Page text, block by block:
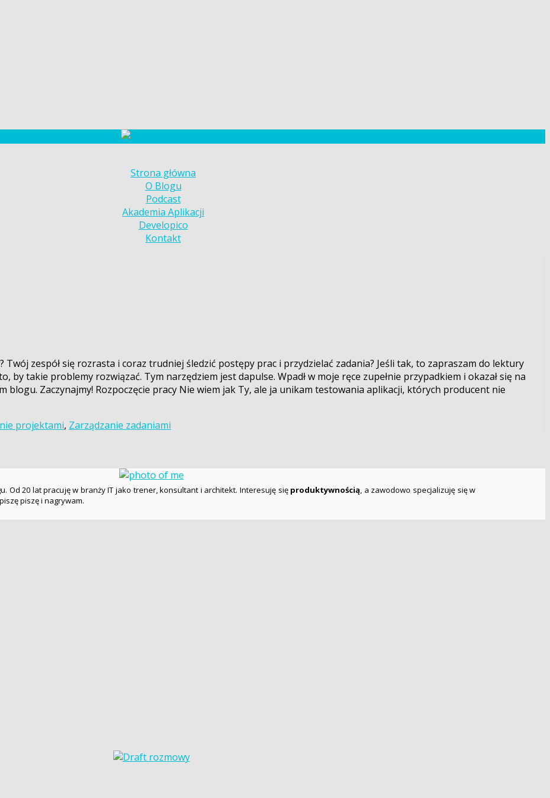
Strona główna
O Blogu
Podcast
Akademia Aplikacji
Developico
Kontakt
zespół się rozrasta i coraz trudniej śledzić postępy prac i przydzielać zadania? Jeśli tak, to zapraszam do lektury
by takie problemy rozwiązać. Tym narzędziem jest dapulse. Wpadł w moje ręce zupełnie przypadkiem i okazał się na
blogu. Zaczynajmy! Rozpoczęcie pracy Nie wiem jak Ty, ale ja unikam testowania aplikacji, których producent nie
projektami, Zarządzanie zadaniami
Od 20 lat pracuję w branży IT jako trener, konsultant i architekt. Interesuję się produktywnością, a zawodowo specjalizuję się w
piszę i nagrywam.